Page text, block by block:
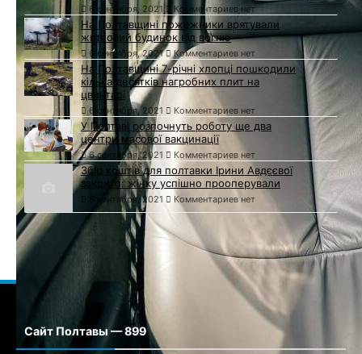
6 сентября, 2021 Комментариев нет
На Полтавщині пожежники врятували
житловий будинок від вогню
6 сентября, 2021 Комментариев нет
На Полтавщині 7-річні хлопці пошкодили
кілька десятків нагробних плит на
цвинтарі
6 сентября, 2021 Комментариев нет
У Полтаві розпочнуть роботу ще два
центри масової вакцинації
6 сентября, 2021 Комментариев нет
Збір коштів для полтавки Ірини Авдєєвої
закрито: жінку успішно прооперували
6 сентября, 2021 Комментариев нет
Сайт Полтавы — 899